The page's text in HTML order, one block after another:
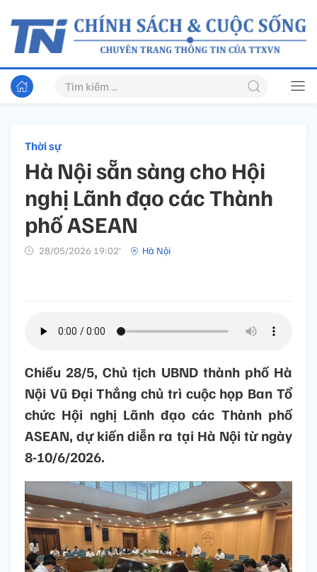
Thời sự
Hà Nội sẵn sàng cho Hội
nghị Lãnh đạo các Thành
phố ASEAN
28/05/2026 19:02’ Hà Nội
Chiều 28/5, Chủ tịch UBND thành phố Hà
Nội Vũ Đại Thắng chủ trì cuộc họp Ban Tổ
chức Hội nghị Lãnh đạo các Thành phố
ASEAN, dự kiến diễn ra tại Hà Nội từ ngày
8-10/6/2026.